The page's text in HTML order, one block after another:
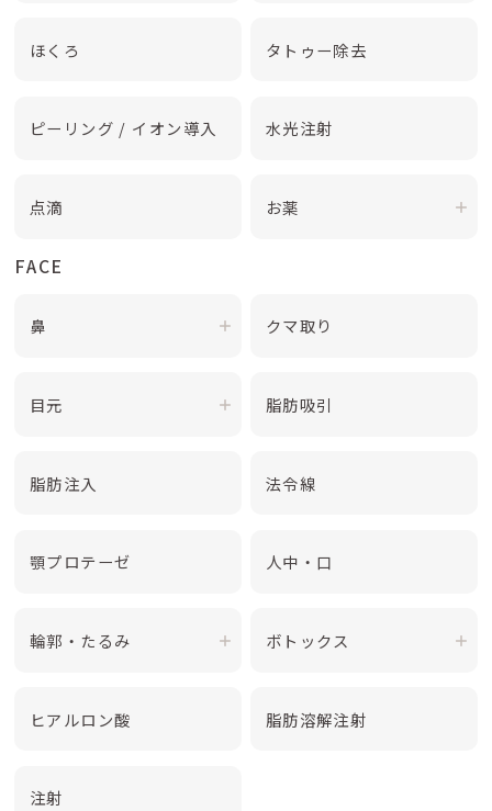
ほくろ タトゥー除去
ピーリング / イオン導入 水光注射
点滴 お薬
FACE
鼻 クマ取り
目元 脂肪吸引
脂肪注入 法令線
顎プロテーゼ 人中・口
輪郭・たるみ ボトックス
ヒアルロン酸 脂肪溶解注射
注射